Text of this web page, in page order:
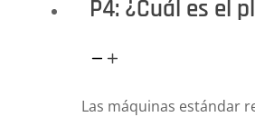
P4: ¿Cuál es el
Las máquinas estándar